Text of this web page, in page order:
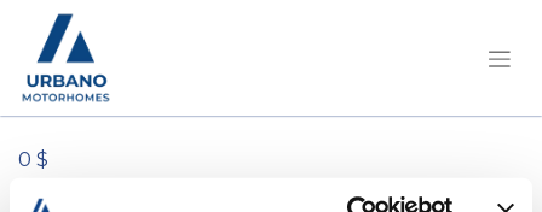
0 $
Tous les produits
Achterlicht / stoplicht